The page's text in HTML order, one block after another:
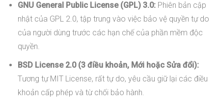
GNU General Public License (GPL) 3.0:Phiên bản cập
nhật của GPL 2.0, tập trung vào việc bảo vệ quyền tự do
của người dùng trước các hạn chế của phần mềm độc
quyền.
BSD License 2.0 (3 điều khoản, Mới hoặc Sửa đổi):
Tương tự MIT License, rất tự do, yêu cầu giữ lại các điều
khoản cấp phép và từ chối bảo hành.